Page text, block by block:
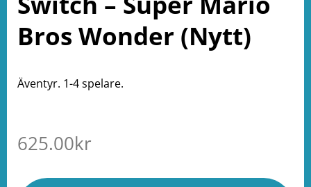
Bros Wonder (Nytt)
Äventyr. 1-4 spelare.
625.00kr